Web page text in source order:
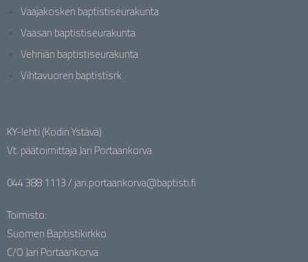
Vaajakosken baptistiseurakunta
Vaasan baptistiseurakunta
Vehniän baptistiseurakunta
Vihtavuoren baptistisrk
KY-lehti (Kodin Ystävä)
Vt. päätoimittaja Jari Portaankorva
044 388 1113 / jari.portaankorva@baptisti.fi
Toimisto:
Suomen Baptistikirkko
C/O Jari Portaankorva